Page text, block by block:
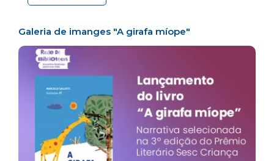
Galeria de imanges "A girafa míope"